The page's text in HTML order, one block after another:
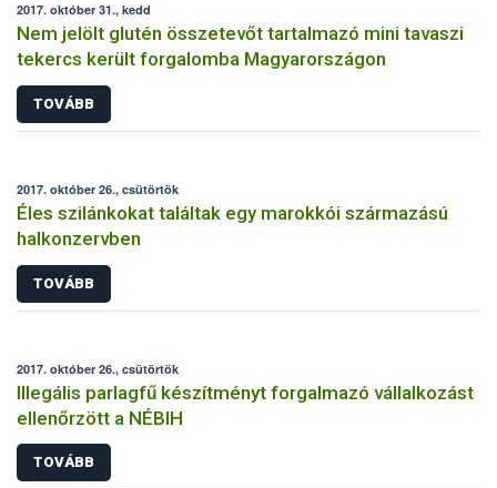
2017. október 31., kedd
Nem jelölt glutén összetevőt tartalmazó mini tavaszi
tekercs került forgalomba Magyarországon
TOVÁBB
2017. október 26., csütörtök
Éles szilánkokat találtak egy marokkói származású
halkonzervben
TOVÁBB
2017. október 26., csütörtök
Illegális parlagfű készítményt forgalmazó vállalkozást
ellenőrzött a NÉBIH
TOVÁBB